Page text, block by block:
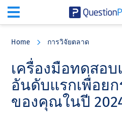
Home การวิจัยตลาด
เครื่องมือทดสอ
อันดับแรกเพื่อย
ของคุณในปี